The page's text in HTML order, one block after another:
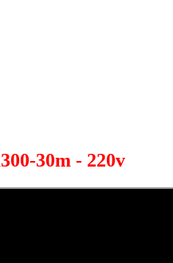
30m - 220v